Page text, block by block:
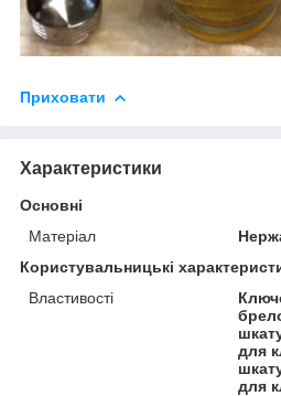
Приховати
Характеристики
Основні
Матеріал
Користувальницькі
Властивості
для
для